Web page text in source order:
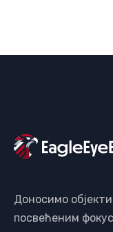
Доносимо
посвећеним